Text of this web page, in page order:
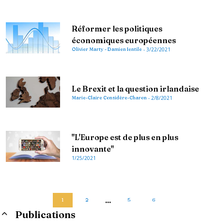
Réformer les politiques
économiques européennes
Olivier Marty - Damien Ientile - 3/22/2021
Le Brexit et la question irlandaise
Marie-Claire Considère-Charon - 2/8/2021
"L'Europe est de plus en plus
innovante"
1/25/2021
1 2 ... 5 6
Publications